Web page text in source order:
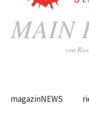
MAIN
von
magazinNEWS